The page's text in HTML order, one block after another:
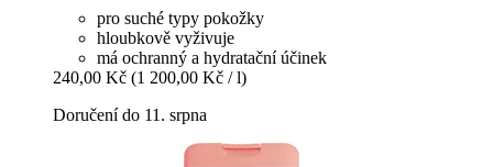
pro suché typy pokožky
hloubkově vyživuje
má ochranný a hydratační účinek
240,00 Kč (1 200,00 Kč / l)
Doručení do 11. srpna